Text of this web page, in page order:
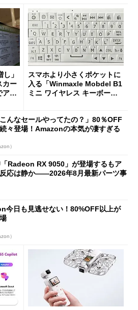
」
カー
アキ
スマホより小さくポケットに
入る「Winmaxle Mobdel B1
ミニ ワイヤレス キーボー
こんなセールやってたの？」80％OFF
々登場！Amazonの本気が凄すぎる
）
Radeon RX 9050」が登場するもア
応は静か――2026年8月最新パーツ事
今日も見逃せない！80%OFF以上が
）